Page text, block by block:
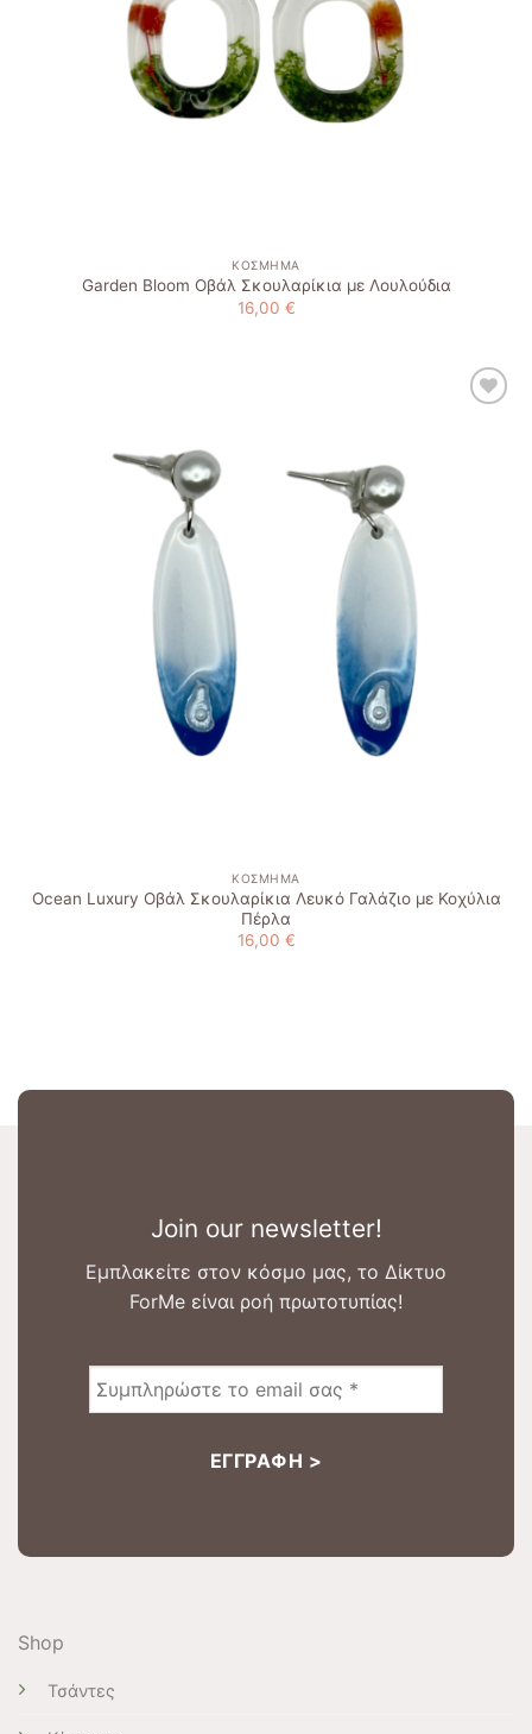
ΚΌΣΜΗΜΑ
Garden Bloom Οβάλ Σκουλαρίκια με Λουλούδια
16,00 €
ΚΌΣΜΗΜΑ
Ocean Luxury Οβάλ Σκουλαρίκια Λευκό Γαλάζιο με Κοχύλια
Πέρλα
16,00 €
Join our newsletter!
Εμπλακείτε στον κόσμο μας, το Δίκτυο
ForMe είναι ροή πρωτοτυπίας!
Shop
Τσάντες